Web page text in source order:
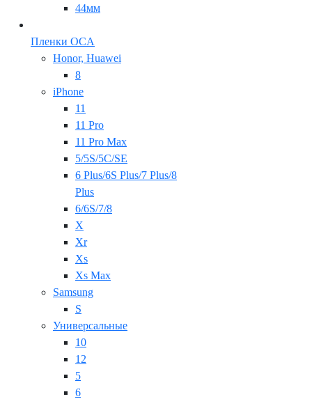
44мм
Пленки OCA
Honor, Huawei
8
iPhone
11
11 Pro
11 Pro Max
5/5S/5C/SE
6 Plus/6S Plus/7 Plus/8
Plus
6/6S/7/8
X
Xr
Xs
Xs Max
Samsung
S
Универсальные
10
12
5
6